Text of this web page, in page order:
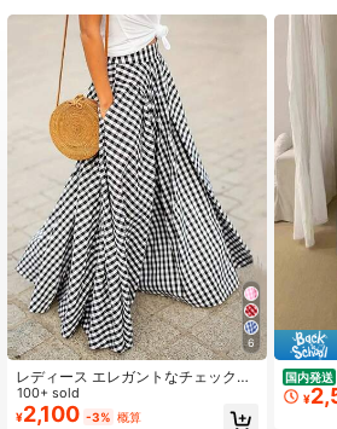
40 フォロワー
6
レディース エレガントなチェック柄
ミドル丈 ハイウエスト フレアスカー
ト ドレープ効果 春夏 ブラック
100+ sold
¥2,100 -3% 概算
国内発送
花柄 フ
エスト
¥